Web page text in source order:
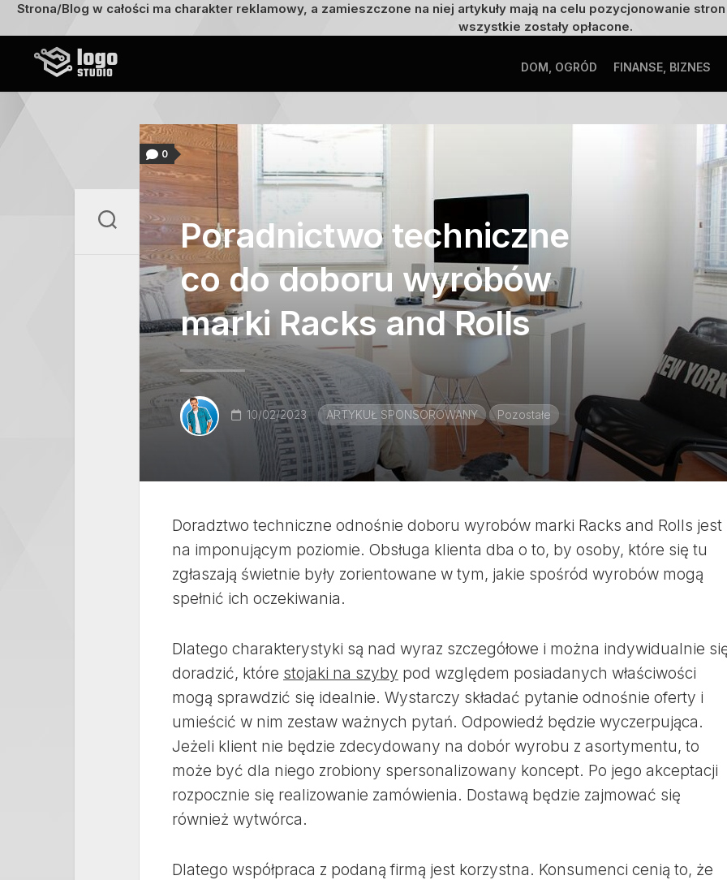
Strona/Blog w całości ma charakter reklamowy, a zamieszczone na niej artykuły mają na celu pozycjonowanie
wszystkie zostały opłacone.
DOM, OGRÓD FINANSE, BIZNES
0
Poradnictwo techniczne
co do doboru wyrobów
marki Racks and Rolls
10/02/2023 ARTYKUŁ SPONSOROWANY Pozostałe
Doradztwo techniczne odnośnie doboru wyrobów marki Racks and Rolls jest
na imponującym poziomie. Obsługa klienta dba o to, by osoby, które się tu
zgłaszają świetnie były zorientowane w tym, jakie spośród wyrobów mogą
spełnić ich oczekiwania.
Dlatego charakterystyki są nad wyraz szczegółowe i można indywidualnie
doradzić, które stojaki na szyby pod względem posiadanych właściwości
mogą sprawdzić się idealnie. Wystarczy składać pytanie odnośnie oferty i
umieścić w nim zestaw ważnych pytań. Odpowiedź będzie wyczerpująca.
Jeżeli klient nie będzie zdecydowany na dobór wyrobu z asortymentu, to
może być dla niego zrobiony spersonalizowany koncept. Po jego akceptacji
rozpocznie się realizowanie zamówienia. Dostawą będzie zajmować się
również wytwórca.
Dlatego współpraca z podaną firmą jest korzystna. Konsumenci cenią to, że